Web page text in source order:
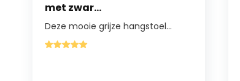
met zwar...
Deze mooie grijze hangstoel...